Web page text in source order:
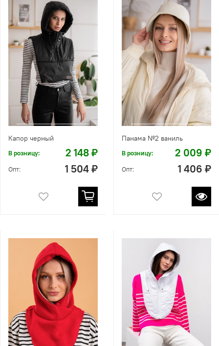
Капор черный
В розницу: 2 148 ₽
Опт: 1 504 ₽
Панама №2 ваниль
В розницу: 2 009 ₽
Опт: 1 406 ₽